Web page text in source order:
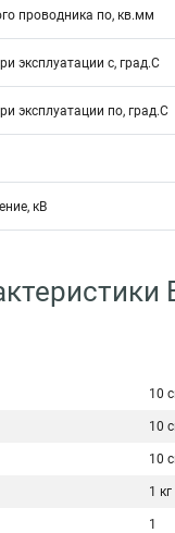
проводника по, кв.мм
эксплуатации с, град.C
эксплуатации по, град.C
кВ
10
10
10
1 кг
1